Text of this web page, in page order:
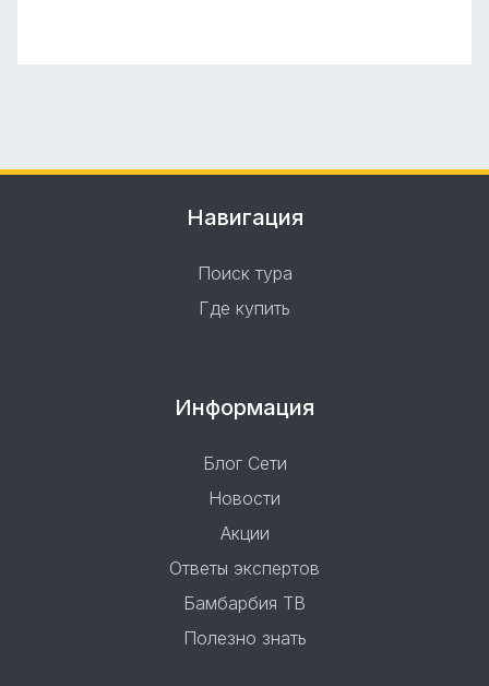
Навигация
Поиск тура
Где купить
Информация
Блог Сети
Новости
Акции
Ответы экспертов
Бамбарбия ТВ
Полезно знать